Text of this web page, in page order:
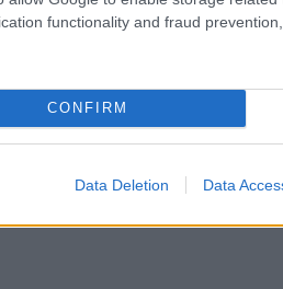
functionality and fraud
CONFIRM
Data Deletion Data